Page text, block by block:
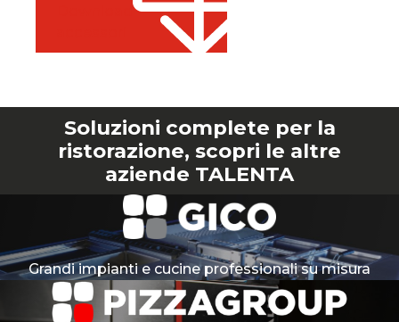
Download
Soluzioni complete per la
ristorazione, scopri le altre
aziende TALENTA
Grandi impianti e cucine professionali su misura